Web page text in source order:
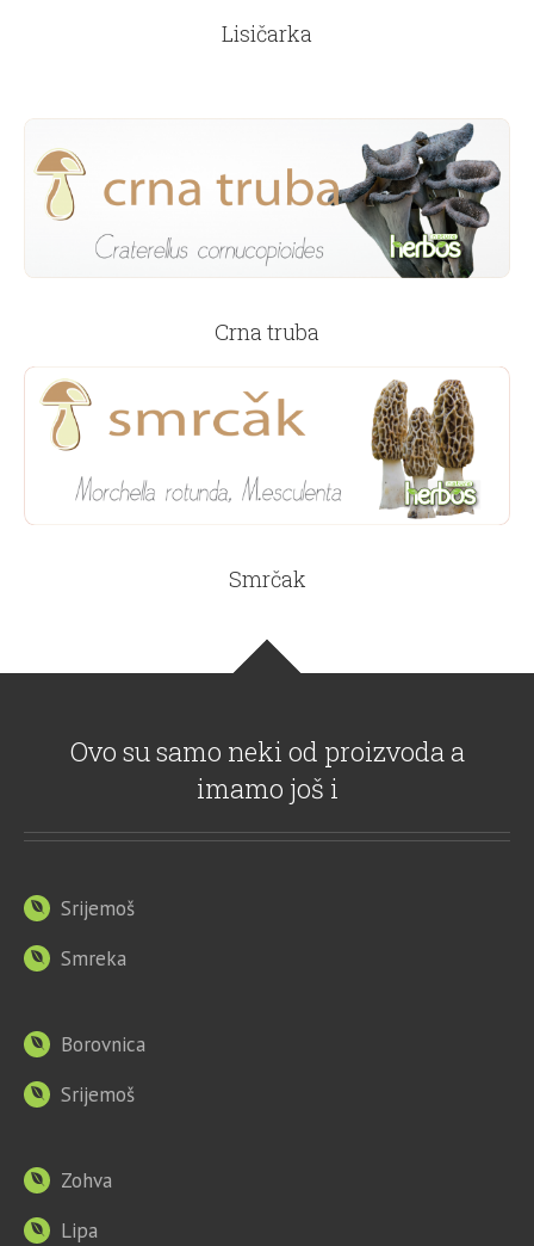
Lisičarka
Crna truba
Smrčak
Ovo su samo neki od proizvoda a
imamo još i
Srijemoš
Smreka
Borovnica
Srijemoš
Zohva
Lipa